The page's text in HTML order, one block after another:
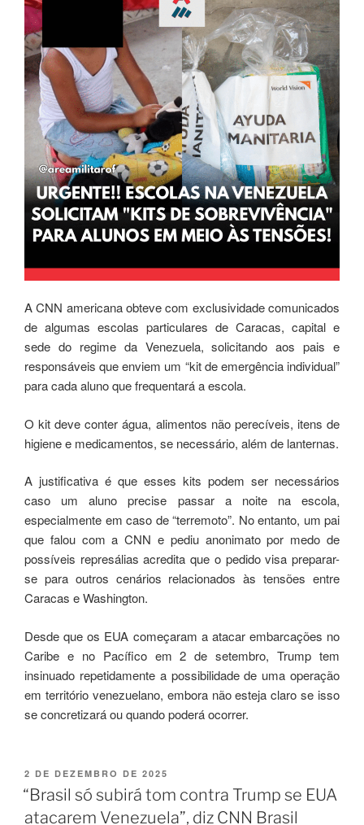
A CNN americana obteve com exclusividade comunicados
de algumas escolas particulares de Caracas, capital e
sede do regime da Venezuela, solicitando aos pais e
responsáveis ​​que enviem um “kit de emergência individual”
para cada aluno que frequentará a escola.
O kit deve conter água, alimentos não perecíveis, itens de
higiene e medicamentos, se necessário, além de lanternas.
A justificativa é que esses kits podem ser necessários
caso um aluno precise passar a noite na escola,
especialmente em caso de “terremoto”. No entanto, um pai
que falou com a CNN e pediu anonimato por medo de
possíveis represálias acredita que o pedido visa preparar-
se para outros cenários relacionados às tensões entre
Caracas e Washington.
Desde que os EUA começaram a atacar embarcações no
Caribe e no Pacífico em 2 de setembro, Trump tem
insinuado repetidamente a possibilidade de uma operação
em território venezuelano, embora não esteja claro se isso
se concretizará ou quando poderá ocorrer.
2 DE DEZEMBRO DE 2025
“Brasil só subirá tom contra Trump se EUA
atacarem Venezuela”, diz CNN Brasil